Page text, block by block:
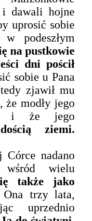
dawali hojne
uprosić sobie
podeszłym
na pustkowie
dni pościł
sobie u Pana
zjawił mu
że modły jego
i że jego
ziemi.
Córce nadano
wielu
także jako
Ona trzy lata,
uprzednio